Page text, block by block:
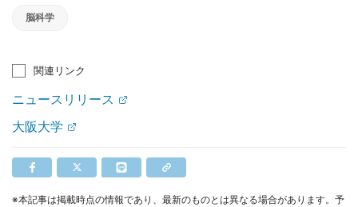
脳科学
関連リンク
ニュースリリース
大阪大学
※本記事は掲載時点の情報であり、最新のものとは異なる場合があります。予